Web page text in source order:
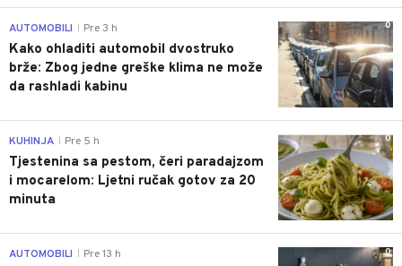
0
AUTOMOBILI Pre 3 h
Kako ohladiti automobil dvostruko
brže: Zbog jedne greške klima ne može
da rashladi kabinu
0
KUHINJA Pre 5 h
Tjestenina sa pestom, čeri paradajzom
i mocarelom: Ljetni ručak gotov za 20
minuta
0
AUTOMOBILI Pre 13 h